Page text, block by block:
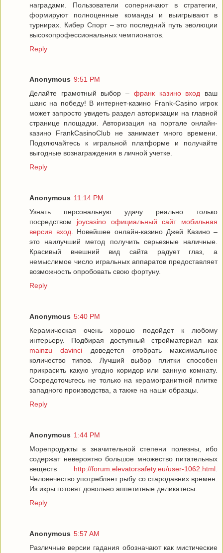
наградами. Пользователи соперничают в стратегии,
формируют полноценные команды и выигрывают в
турнирах. Кибер Спорт – это последний путь эволюции
высокопрофессиональных чемпионатов.
Reply
Anonymous 9:51 PM
Делайте грамотный выбор – франк казино вход ваш
шанс на победу! В интернет-казино Frank-Casino игрок
может запросто увидеть раздел авторизации на главной
странице площадки. Авторизация на портале онлайн-
казино FrankCasinoClub не занимает много времени.
Подключайтесь к игральной платформе и получайте
выгодные вознаграждения в личной учетке.
Reply
Anonymous 11:14 PM
Узнать персональную удачу реально только
посредством joycasino официальный сайт мобильная
версия вход. Новейшее онлайн-казино Джей Казино –
это наилучший метод получить серьезные наличные.
Красивый внешний вид сайта радует глаз, а
немыслимое число игральных аппаратов предоставляет
возможность опробовать свою фортуну.
Reply
Anonymous 5:40 PM
Керамическая очень хорошо подойдет к любому
интерьеру. Подбирая доступный стройматериал как
mainzu davinci доведется отобрать максимальное
количество типов. Лучший выбор плитки способен
прикрасить какую угодно коридор или ванную комнату.
Сосредоточьтесь не только на керамогранитной плитке
западного производства, а также на наши образцы.
Reply
Anonymous 1:44 PM
Морепродукты в значительной степени полезны, ибо
содержат невероятно большое множество питательных
веществ http://forum.elevatorsafety.eu/user-1062.html.
Человечество употребляет рыбу со стародавних времен.
Из икры готовят довольно аппетитные деликатесы.
Reply
Anonymous 5:57 AM
Различные версии гадания обозначают как мистические